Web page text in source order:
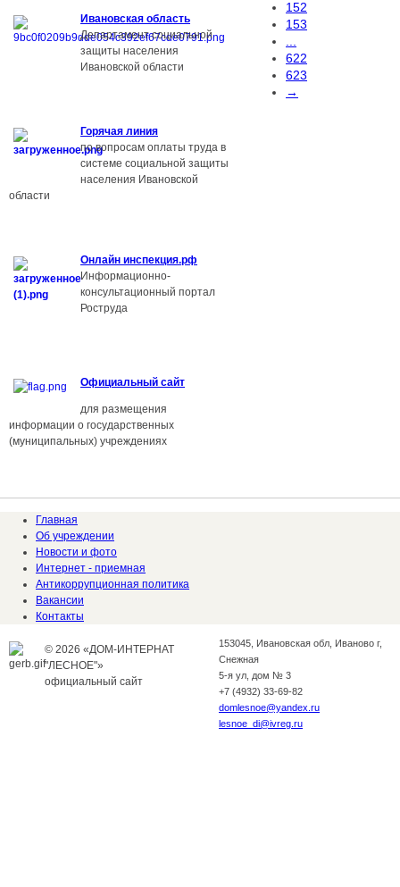
152
153
...
622
623
→
Ивановская область
Департамент социальной
защиты населения
Ивановской области
Горячая линия
по вопросам оплаты труда в
системе социальной защиты
населения Ивановской
области
Онлайн инспекция.рф
Информационно-
консультационный портал
Роструда
Официальный сайт
для размещения
информации о государственных
(муниципальных) учреждениях
Главная
Об учреждении
Новости и фото
Интернет - приемная
Антикоррупционная политика
Вакансии
Контакты
© 2026 «ДОМ-ИНТЕРНАТ
"ЛЕСНОЕ"»
официальный сайт
153045, Ивановская обл, Иваново г,
Снежная
5-я ул, дом № 3
+7 (4932) 33-69-82
domlesnoe@yandex.ru
lesnoe_di@ivreg.ru